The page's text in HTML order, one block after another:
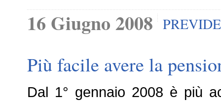
16 Giugno 2008
Più facile avere la
Dal 1° gennaio 2008 è più